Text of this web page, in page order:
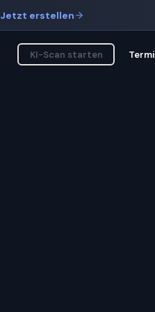
Jetzt erstellen
KI-Scan starten